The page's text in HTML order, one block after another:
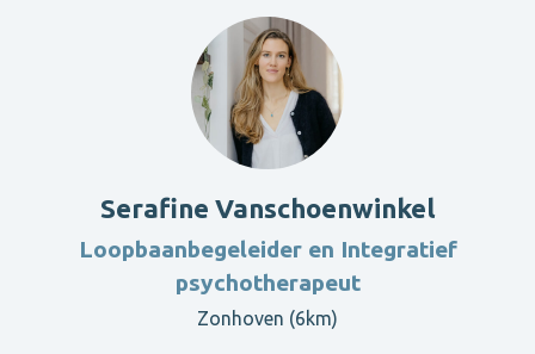
Serafine Vanschoenwinkel
Loopbaanbegeleider en Integratief
psychotherapeut
Zonhoven (6km)